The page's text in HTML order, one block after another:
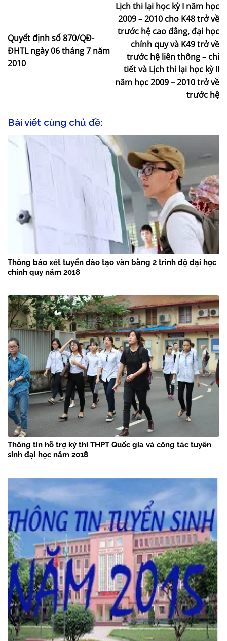
Quyết định số 870/QĐ-
ĐHTL ngày 06 tháng 7 năm
2010
Lịch thi lại học kỳ I năm học
2009 – 2010 cho K48 trở về
trước hệ cao đẳng, đại học
chính quy và K49 trở về
trước hệ liên thông – chi
tiết và Lịch thi lại học kỳ II
năm học 2009 – 2010 trở về
trước hệ
Bài viết cùng chủ đề:
Thông báo xét tuyển đào tạo văn bằng 2 trình độ đại học
chính quy năm 2018
Thông tin hỗ trợ kỳ thi THPT Quốc gia và công tác tuyển
sinh đại học năm 2018